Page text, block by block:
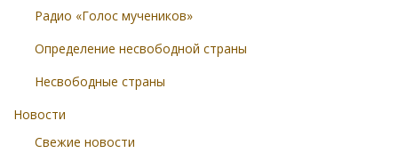
Радио «Голос мучеников»
Определение несвободной страны
Несвободные страны
Новости
Свежие новости